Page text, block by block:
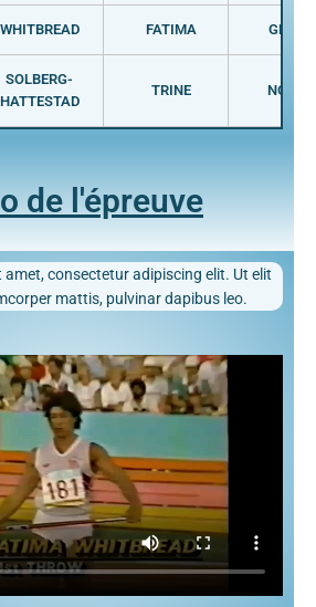
WHITBREAD FATIMA GBR
SOLBERG-
HATTESTAD
TRINE NOR
de l'épreuve
consectetur adipiscing elit. Ut elit
mattis, pulvinar dapibus leo.